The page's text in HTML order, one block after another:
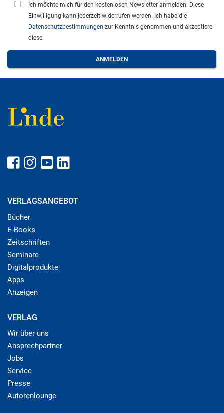
Ich möchte mich für den kostenlosen Newsletter anmelden. Diese
Einwilligung kann jederzeit widerrufen werden. Ich habe die
Datenschutzbestimmungen zur Kenntnis genommen und akzeptiere
diese.
VERLAGSANGEBOT
Bücher
E-Books
Zeitschriften
Seminare
Digitalprodukte
Apps
Anzeigen
VERLAG
Wir über uns
Ansprechpartner
Jobs
Service
Presse
Autorenlounge